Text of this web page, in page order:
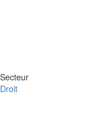
Secteur
Droit